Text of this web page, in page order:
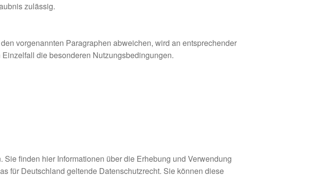
zulässig.
vorgenannten Paragraphen abweichen, wird an entsprechender
die besonderen Nutzungsbedingungen.
finden hier Informationen über die Erhebung und Verwendung
für Deutschland geltende Datenschutzrecht. Sie können diese